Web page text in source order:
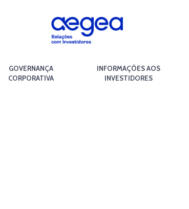
GOVERNANÇA
CORPORATIVA
INFORMAÇÕES AOS
INVESTIDORES